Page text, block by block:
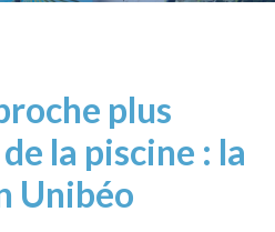
plus
la piscine : la
Unibéo